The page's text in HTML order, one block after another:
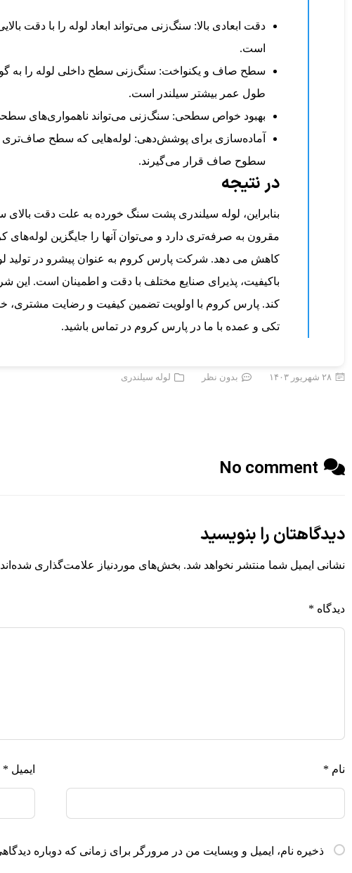
دقت ابعادی بالا: سنگ‌زنی می‌تواند ابعاد لوله را با دقت
است.
سطح صاف و یکنواخت: سنگ‌زنی سطح داخلی لوله را به
طول عمر بیشتر سیلندر است.
بهبود خواص سطحی: سنگ‌زنی می‌تواند ناهمواری‌های
آماده‌سازی برای پوشش‌دهی: لوله‌هایی که سطح صاف‌تری
سطوح صاف قرار می‌گیرند.
در نتیجه
بنابراین، لوله‌ سیلندری پشت سنگ خورده به علت دقت
مقرون به صرفه‌تری دارد و می‌توان آنها را جایگزین
کاهش می دهد. شرکت پارس کروم به عنوان پیشرو در
باکیفیت، پذیرای صنایع مختلف با دقت و اطمینان است. این
کند. پارس کروم با اولویت تضمین کیفیت و رضایت مشتری،
تکی و عمده با ما در پارس کروم در تماس باشید.
۲۸ شهریور ۱۴۰۳ بدون نظر لوله سیلندری
No comment
دیدگاهتان را بنویسید
نشانی ایمیل شما منتشر نخواهد شد. بخش‌های موردنیاز علامت‌گذاری شده‌اند
دیدگاه *
نام * ایمیل *
ذخیره نام، ایمیل و وبسایت من در مرورگر برای زمانی که دوباره